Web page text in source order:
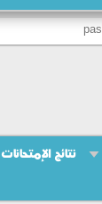
نتائج الإمتحانات